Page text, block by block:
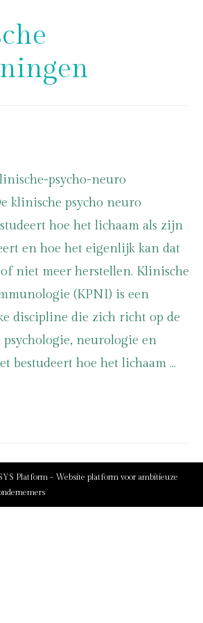
psycho-neuro
klinische psycho neuro
hoe het lichaam als zijn
en hoe het eigenlijk kan dat
niet meer herstellen. Klinische
(KPNI) is een
discipline die zich richt op de
neurologie en
bestudeert hoe het lichaam …
Platform - Website platform voor ambitieuze